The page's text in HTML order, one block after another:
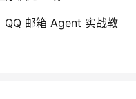
邮箱 Agent 实战教